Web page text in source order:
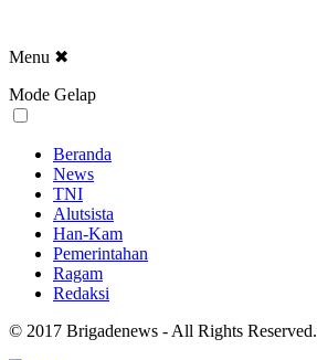
Menu ✖
Mode Gelap
Beranda
News
TNI
Alutsista
Han-Kam
Pemerintahan
Ragam
Redaksi
© 2017 Brigadenews - All Rights Reserved.